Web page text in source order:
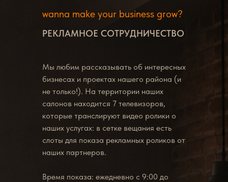
wanna make your business grow?
РЕКЛАМНОЕ СОТРУДНИЧЕСТВО
Мы любим рассказывать об интересных
бизнесах и проектах нашего района (и
не только!). На территории наших
салонов находится 7 телевизоров,
которые транслируют видео ролики о
наших услугах: в сетке вещания есть
слоты для показа рекламных роликов от
наших партнеров.
Время показа: ежедневно с 9:00 до